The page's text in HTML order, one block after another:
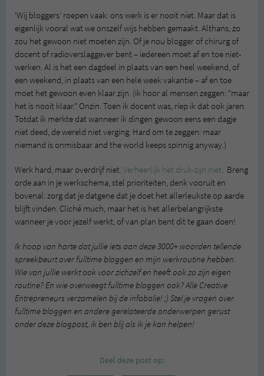
‘Wij bloggers’ roepen vaak: ons werk is er nooit níet. Maar dat is
eigenlijk vooral wat we onszelf wijs hebben gemaakt. Althans, zo
zou het gewoon niet moeten zijn. Of je nou blogger of chirurg of
docent of radioverslaggever bent – iedereen moet af en toe niet-
werken. Al is het een dagdeel in plaats van een heel weekend, of
een weekend, in plaats van een hele week vakantie – af en toe
moet het gewoon even klaar zijn. (ik hoor al mensen zeggen: “maar
het is nooit klaar.” Onzin. Toen ik docent was, riep ik dat ook jaren.
Totdat ik merkte dat wanneer ik dingen gewoon eens een dagje
niet deed, de wereld niet verging. Hard om te zeggen: maar
niemand is onmisbaar and the world keeps spinnig anyway.)
Werk hard, maar overdrijf niet. Verheerlijk het druk-zijn niet. Breng
orde aan in je werkschema, stel prioriteiten, denk vooruit en
bovenal: zorg dat je datgene dat je doet het allerleukste op aarde
blijft vinden. Cliché much, maar het is het allerbelangrijkste
wanneer je voor jezelf werkt, of van plan bent dit te gaan doen!
Ik hoop van harte dat jullie iets aan deze 3000+ woorden tellende
spreekbeurt over fulltime bloggen en mijn werkroutine hebben.
Wie van jullie werkt ook voor zichzelf en heeft ook zo zijn eigen
routine? En wie overweegt fulltime bloggen ook? Alle Creative
Entrepreneurs verzamelen bij de infobalie! ;) Stel je vragen over
fulltime bloggen en andere gerelateerde onderwerpen gerust
onder deze blogpost, ik ben blij als ik je kan helpen!
Deel deze post op: